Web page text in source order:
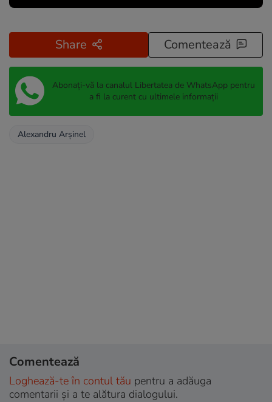
Share Comentează
Abonați-vă la canalul Libertatea de WhatsApp pentru
a fi la curent cu ultimele informații
Alexandru Arșinel
Comentează
Loghează-te în contul tău pentru a adăuga
comentarii și a te alătura dialogului.